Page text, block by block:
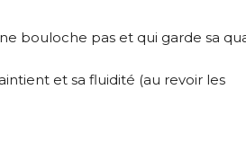
bouloche pas et qui garde sa
et sa fluidité (au revoir les